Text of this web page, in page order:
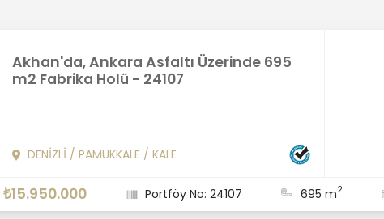
Akhan'da, Ankara Asfaltı Üzerinde 695
m2 Fabrika Holü - 24107
DENİZLİ / PAMUKKALE / KALE
₺15.950.000 Portföy No: 24107 695 m2